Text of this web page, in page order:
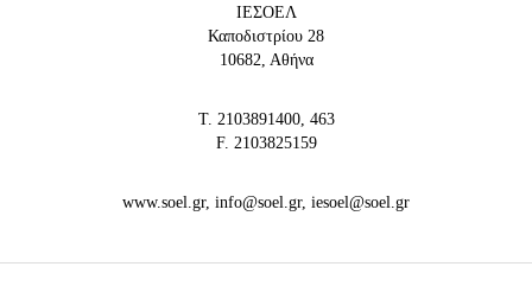
IEΣΟΕΛ
Καποδιστρίου 28
10682, Αθήνα
Τ. 2103891400, 463
F. 2103825159
www.soel.gr, info@soel.gr, iesoel@soel.gr